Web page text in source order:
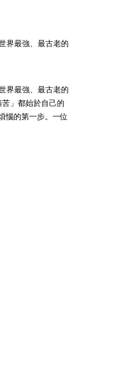
界最強、最古老的
界最強、最古老的
」都始於自己的
惱的第一步。一位